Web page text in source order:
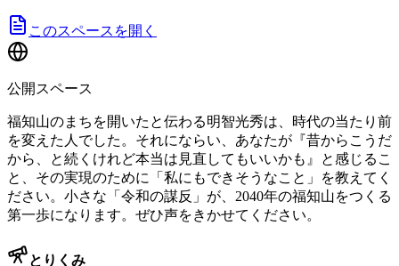
このスペースを開く
公開スペース
福知山のまちを開いたと伝わる明智光秀は、時代の当たり前
を変えた人でした。それにならい、あなたが『昔からこうだ
から、と続くけれど本当は見直してもいいかも』と感じるこ
と、その実現のために「私にもできそうなこと」を教えてく
ださい。小さな「令和の謀反」が、2040年の福知山をつくる
第一歩になります。ぜひ声をきかせてください。
とりくみ